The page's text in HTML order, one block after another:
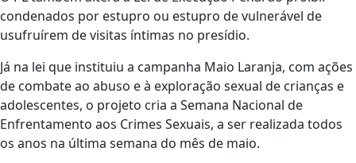
condenados por estupro ou estupro de vulnerável de
usufruírem de visitas íntimas no presídio.
Já na lei que instituiu a campanha Maio Laranja, com ações
de combate ao abuso e à exploração sexual de crianças e
adolescentes, o projeto cria a Semana Nacional de
Enfrentamento aos Crimes Sexuais, a ser realizada todos
os anos na última semana do mês de maio.